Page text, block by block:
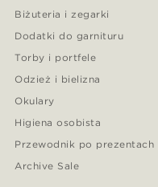
Biżuteria i zegarki
Dodatki do garnituru
Torby i portfele
Odzież i bielizna
Okulary
Higiena osobista
Przewodnik po prezentach
Archive Sale